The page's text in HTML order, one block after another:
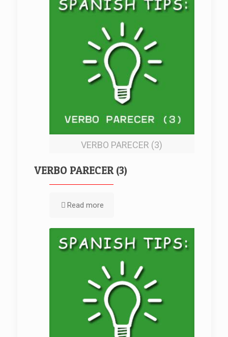
VERBO PARECER (3)
VERBO PARECER (3)
Read more